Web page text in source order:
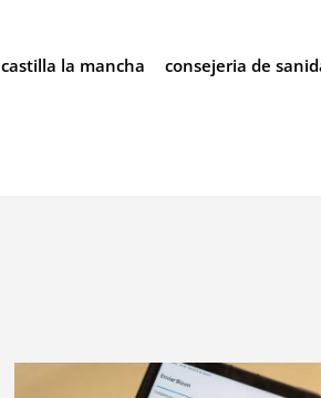
castilla la mancha consejeria de